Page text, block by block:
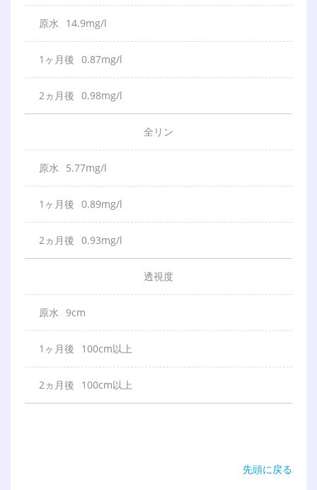
14.9mg/l
0.87mg/l
0.98mg/l
全 リ ン
5.77mg/l
0.89mg/l
0.93mg/l
透視度
9cm
100cm以上
100cm以上
先頭に戻る